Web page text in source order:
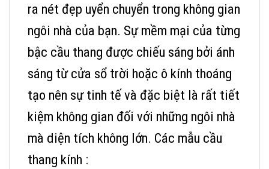
ra nét đẹp uyển chuyển trong không gian
ngôi nhà của bạn. Sự mềm mại của từng
bậc cầu thang được chiếu sáng bởi ánh
sáng từ cửa sổ trời hoặc ô kính thoáng
tạo nên sự tinh tế và đặc biệt là rất tiết
kiệm không gian đối với những ngôi nhà
mà diện tích không lớn. Các mẫu cầu
thang kính :